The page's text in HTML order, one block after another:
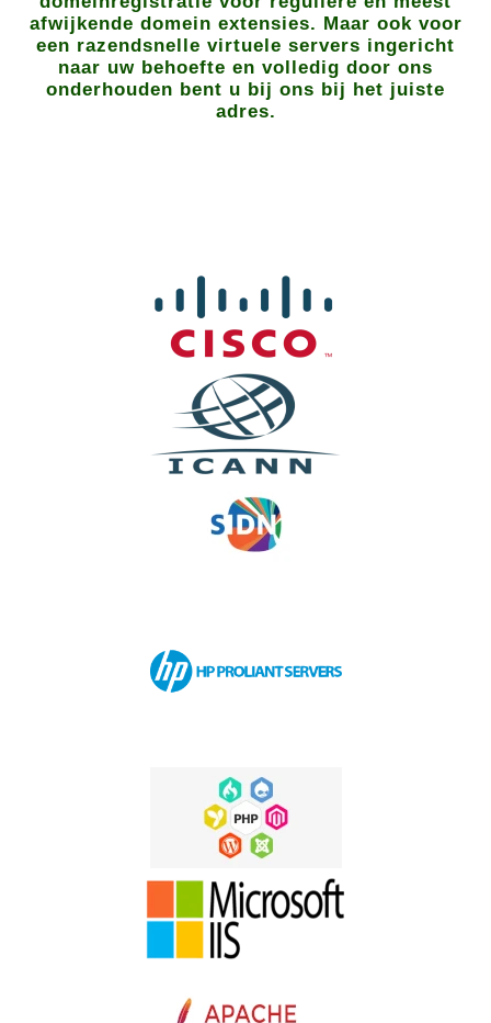
afwijkende domein extensies. Maar ook voor
een razendsnelle virtuele servers ingericht
naar uw behoefte en volledig door ons
onderhouden bent u bij ons bij het juiste
adres.